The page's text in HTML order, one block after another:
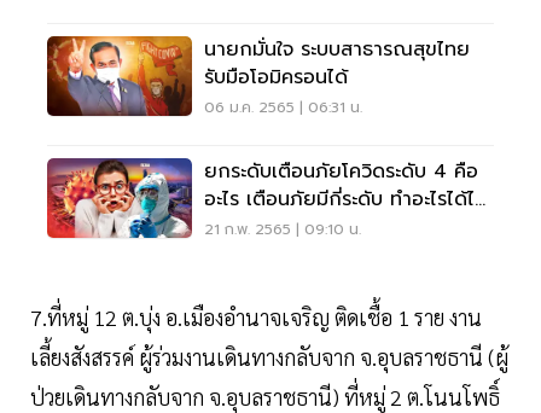
นายกมั่นใจ ระบบสาธารณสุขไทย
รับมือโอมิครอนได้
06 ม.ค. 2565 | 06:31 น.
ยกระดับเตือนภัยโควิดระดับ 4 คือ
อะไร เตือนภัยมีกี่ระดับ ทำอะไรได้ไม่
ได้บ้าง
21 ก.พ. 2565 | 09:10 น.
7.ที่หมู่ 12 ต.บุ่ง อ.เมืองอำนาจเจริญ ติดเชื้อ 1 ราย งาน
เลี้ยงสังสรรค์ ผู้ร่วมงานเดินทางกลับจาก จ.อุบลราชธานี (ผู้
ป่วยเดินทางกลับจาก จ.อุบลราชธานี) ที่หมู่ 2 ต.โนนโพธิ์